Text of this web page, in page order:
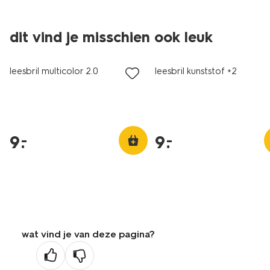
dit vind je misschien ook leuk
leesbril multicolor 2.0
9.
–
leesbril kunststof +2
9.
–
wat vind je van deze pagina?